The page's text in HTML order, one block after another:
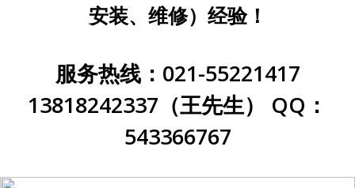
安装、维修）经验！
服务热线：021-55221417
13818242337（王先生） QQ：
543366767